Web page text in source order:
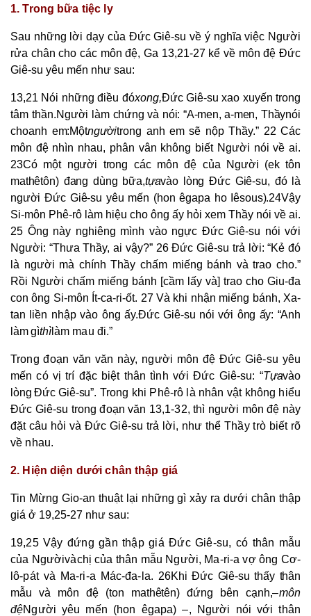
1. Trong bữa tiệc ly
Sau những lời dạy của Đức Giê-su về ý nghĩa việc Người
rửa chân cho các môn đệ, Ga 13,21-27 kể về môn đệ Đức
Giê-su yêu mến như sau:
13,21 Nói những điều đóxong,Đức Giê-su xao xuyến trong
tâm thần.Người làm chứng và nói: “A-men, a-men, Thầynói
choanh em:Mộtngườitrong anh em sẽ nộp Thầy.” 22 Các
môn đệ nhìn nhau, phân vân không biết Người nói về ai.
23Có một người trong các môn đệ của Người (ek tôn
mathêtôn) đang dùng bữa,tựavào lòng Đức Giê-su, đó là
người Đức Giê-su yêu mến (hon êgapa ho Iêsous).24Vậy
Si-môn Phê-rô làm hiệu cho ông ấy hỏi xem Thầy nói về ai.
25 Ông này nghiêng mình vào ngực Đức Giê-su nói với
Người: “Thưa Thầy, ai vậy?” 26 Đức Giê-su trả lời: “Kẻ đó
là người mà chính Thầy chấm miếng bánh và trao cho.”
Rồi Người chấm miếng bánh [cầm lấy và] trao cho Giu-đa
con ông Si-môn Ít-ca-ri-ốt. 27 Và khi nhận miếng bánh, Xa-
tan liền nhập vào ông ấy.Đức Giê-su nói với ông ấy: “Anh
làm gìthìlàm mau đi.”
Trong đoạn văn văn này, người môn đệ Đức Giê-su yêu
mến có vị trí đặc biệt thân tình với Đức Giê-su: “Tựavào
lòng Đức Giê-su”. Trong khi Phê-rô là nhân vật không hiểu
Đức Giê-su trong đoạn văn 13,1-32, thì người môn đệ này
đặt câu hỏi và Đức Giê-su trả lời, như thể Thầy trò biết rõ
về nhau.
2. Hiện diện dưới chân thập giá
Tin Mừng Gio-an thuật lại những gì xảy ra dưới chân thập
giá ở 19,25-27 như sau:
19,25 Vậy đứng gần thập giá Đức Giê-su, có thân mẫu
của Ngườivàchị của thân mẫu Người, Ma-ri-a vợ ông Cơ-
lô-pát và Ma-ri-a Mác-đa-la. 26Khi Đức Giê-su thấy thân
mẫu và môn đệ (ton mathêtên) đứng bên cạnh,–môn
đệNgười yêu mến (hon êgapa) –, Người nói với thân